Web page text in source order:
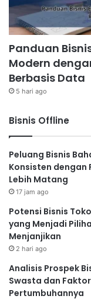
Panduan
Modern
Berbasis Data
5 hari ago
Bisnis Offline
Peluang Bisnis
Konsisten dengan
Lebih Matang
17 jam ago
Potensi Bisnis
yang Menjadi
Menjanjikan
2 hari ago
Analisis Prospek
Swasta dan
Pertumbuhannya